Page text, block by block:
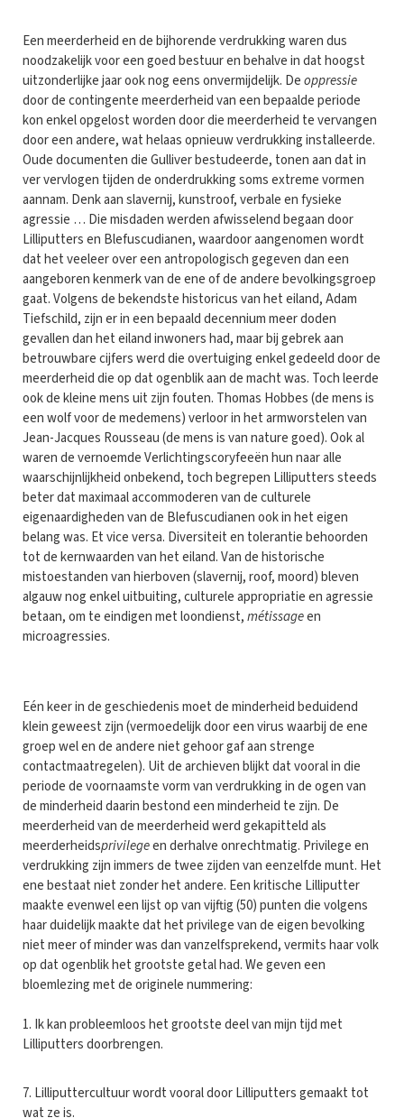
Een meerderheid en de bijhorende verdrukking waren dus
noodzakelijk voor een goed bestuur en behalve in dat hoogst
uitzonderlijke jaar ook nog eens onvermijdelijk. Deoppressie
door de contingente meerderheid van een bepaalde periode
kon enkel opgelost worden door die meerderheid te vervangen
door een andere, wat helaas opnieuw verdrukking installeerde.
Oude documenten die Gulliver bestudeerde, tonen aan dat in
ver vervlogen tijden de onderdrukking soms extreme vormen
aannam. Denk aan slavernij, kunstroof, verbale en fysieke
agressie … Die misdaden werden afwisselend begaan door
Lilliputters en Blefuscudianen, waardoor aangenomen wordt
dat het veeleer over een antropologisch gegeven dan een
aangeboren kenmerk van de ene of de andere bevolkingsgroep
gaat. Volgens de bekendste historicus van het eiland, Adam
Tiefschild, zijn er in een bepaald decennium meer doden
gevallen dan het eiland inwoners had, maar bij gebrek aan
betrouwbare cijfers werd die overtuiging enkel gedeeld door de
meerderheid die op dat ogenblik aan de macht was. Toch leerde
ook de kleine mens uit zijn fouten. Thomas Hobbes (de mens is
een wolf voor de medemens) verloor in het armworstelen van
Jean-Jacques Rousseau (de mens is van nature goed). Ook al
waren de vernoemde Verlichtingscoryfeeën hun naar alle
waarschijnlijkheid onbekend, toch begrepen Lilliputters steeds
beter dat maximaal accommoderen van de culturele
eigenaardigheden van de Blefuscudianen ook in het eigen
belang was. Et vice versa. Diversiteit en tolerantie behoorden
tot de kernwaarden van het eiland. Van de historische
mistoestanden van hierboven (slavernij, roof, moord) bleven
algauw nog enkel uitbuiting, culturele appropriatie en agressie
betaan, om te eindigen met loondienst,métissageen
microagressies.
Eén keer in de geschiedenis moet de minderheid beduidend
klein geweest zijn (vermoedelijk door een virus waarbij de ene
groep wel en de andere niet gehoor gaf aan strenge
contactmaatregelen). Uit de archieven blijkt dat vooral in die
periode de voornaamste vorm van verdrukking in de ogen van
de minderheid daarin bestond een minderheid te zijn. De
meerderheid van de meerderheid werd gekapitteld als
meerderheidsprivilegeen derhalve onrechtmatig. Privilege en
verdrukking zijn immers de twee zijden van eenzelfde munt. Het
ene bestaat niet zonder het andere. Een kritische Lilliputter
maakte evenwel een lijst op van vijftig (50) punten die volgens
haar duidelijk maakte dat het privilege van de eigen bevolking
niet meer of minder was dan vanzelfsprekend, vermits haar volk
op dat ogenblik het grootste getal had. We geven een
bloemlezing met de originele nummering:
1. Ik kan probleemloos het grootste deel van mijn tijd met
Lilliputters doorbrengen.
7. Lilliputtercultuur wordt vooral door Lilliputters gemaakt tot
wat ze is.